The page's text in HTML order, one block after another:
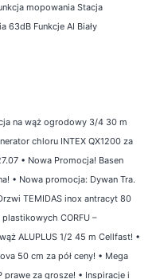
mopowania Stacja
63dB Funkcje AI Biały
na wąż ogrodowy 3/4 30 m
chloru INTEX QX1200 za
• Nowa Promocja! Basen
• Nowa promocja: Dywan Tra.
TEMIDAS inox antracyt 80
CORFU –
ALUPLUS 1/2 45 m Cellfast! •
50 cm za pół ceny! • Mega
prawe za grosze! • Inspiracje i